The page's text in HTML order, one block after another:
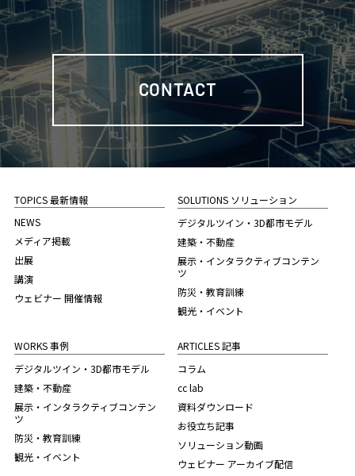
CONTACT
TOPICS 最新情報
NEWS
メディア掲載
出展
講演
ウェビナー 開催情報
WORKS 事例
デジタルツイン・3D都市モデル
建築・不動産
展示・インタラクティブコンテン
ツ
防災・教育訓練
観光・イベント
SOLUTIONS ソリューション
デジタルツイン・3D都市モデル
建築・不動産
展示・インタラクティブコンテン
ツ
防災・教育訓練
観光・イベント
ARTICLES 記事
コラム
cc lab
資料ダウンロード
お役立ち記事
ソリューション動画
ウェビナー アーカイブ配信